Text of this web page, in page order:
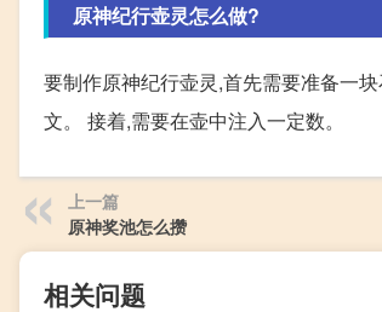
原神纪行壶灵怎么做?
要制作原神纪行壶灵,首先需要准备一
文。 接着,需要在壶中注入一定数。
上一篇
原神奖池怎么攒
相关问题